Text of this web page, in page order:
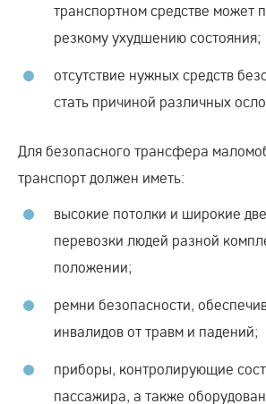
транспортном средстве может
резкому ухудшению состояния;
отсутствие нужных средств
стать причиной различных
Для безопасного трансфера
транспорт должен иметь:
высокие потолки и широкие
перевозки людей разной
положении;
ремни безопасности,
инвалидов от травм и падений;
приборы, контролирующие
пассажира, а также